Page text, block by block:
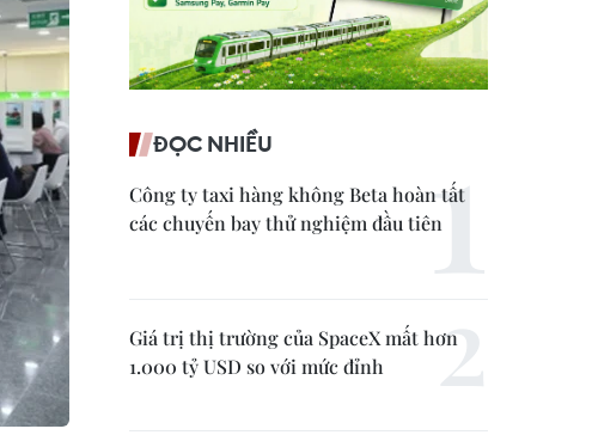
ĐỌC NHIỀU
Công ty taxi hàng không Beta hoàn tất
các chuyến bay thử nghiệm đầu tiên
Giá trị thị trường của SpaceX mất hơn
1.000 tỷ USD so với mức đỉnh